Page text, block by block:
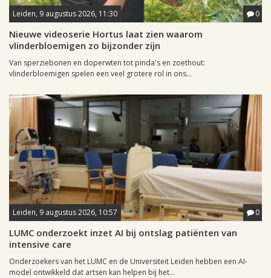
Leiden, 9 augustus 2026, 11:30 0
Nieuwe videoserie Hortus laat zien waarom
vlinderbloemigen zo bijzonder zijn
Van sperziebonen en doperwten tot pinda's en zoethout:
vlinderbloemigen spelen een veel grotere rol in ons...
Leiden, 9 augustus 2026, 10:57 0
LUMC onderzoekt inzet AI bij ontslag patiënten van
intensive care
Onderzoekers van het LUMC en de Universiteit Leiden hebben een AI-
model ontwikkeld dat artsen kan helpen bij het...